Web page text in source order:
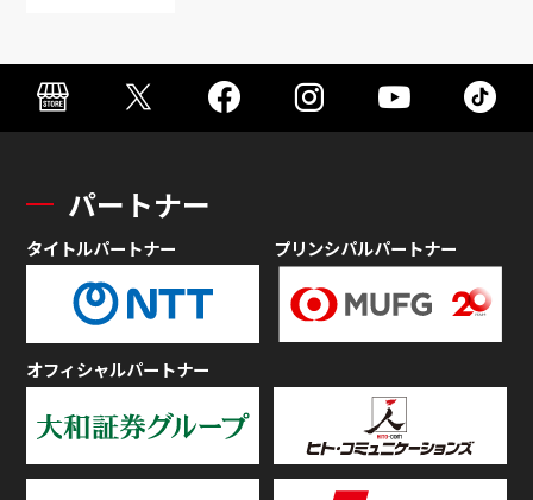
パートナー
タイトルパートナー プリンシパルパートナー
オフィシャルパートナー